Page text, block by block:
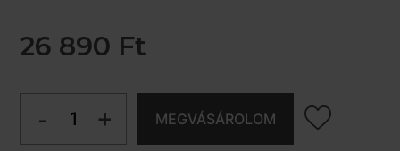
26 890 Ft
- + MEGVÁSÁROLOM